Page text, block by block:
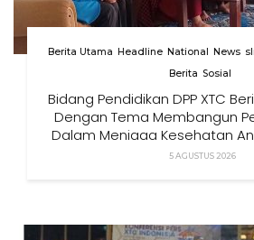
Berita Utama Headline National News
Berita Sosial
Bidang Pendidikan DPP XTC
Dengan Tema Membangun
Dalam Menjaga Kesehatan
5 AGUSTUS 2026